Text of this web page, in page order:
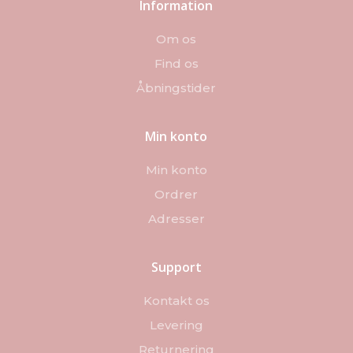
Information
Om os
Find os
Åbningstider
Min konto
Min konto
Ordrer
Adresser
Support
Kontakt os
Levering
Returnering